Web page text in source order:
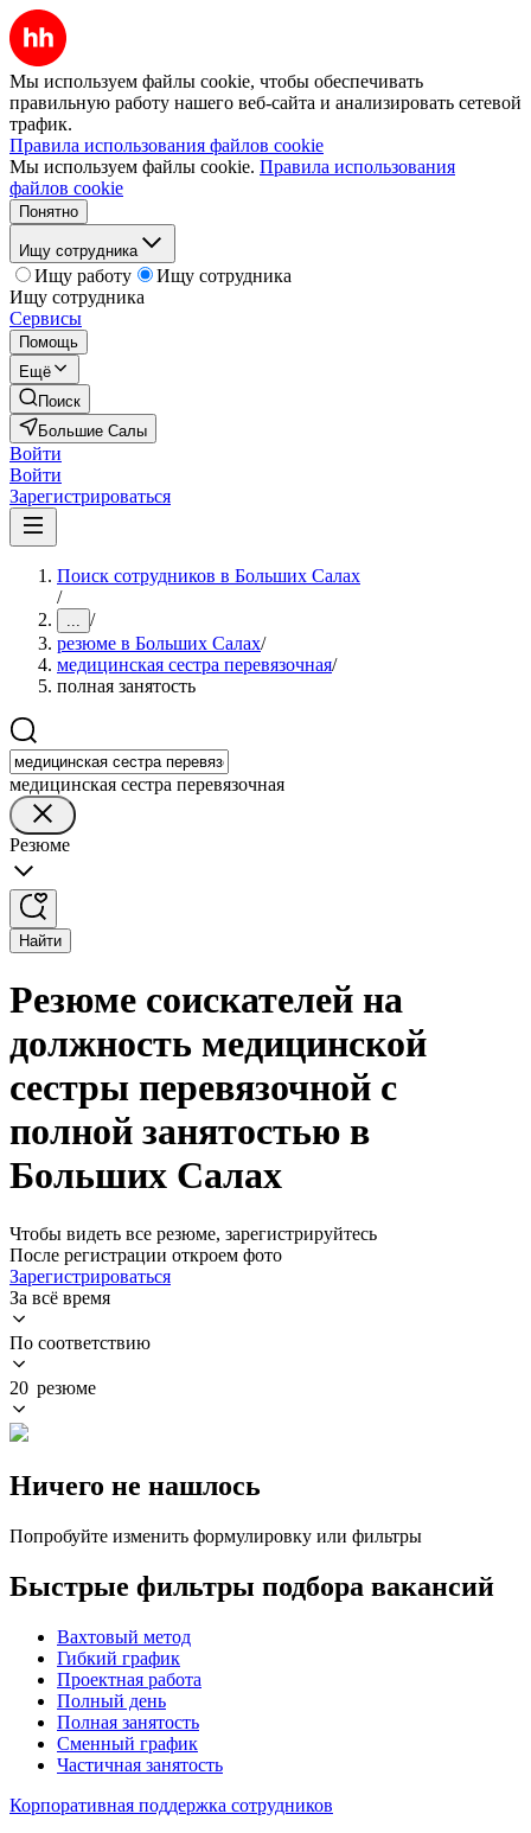
Мы используем файлы cookie, чтобы обеспечивать
правильную работу нашего веб-сайта и анализировать сетевой
трафик.
Правила использования файлов cookie
Мы используем файлы cookie. Правила использования
файлов cookie
Понятно
Ищу сотрудника
Ищу работу
Ищу сотрудника
Ищу сотрудника
Сервисы
Помощь
Ещё
Поиск
Большие Салы
Войти
Войти
Зарегистрироваться
Поиск сотрудников в Больших Салах
/
... /
резюме в Больших Салах/
медицинская сестра перевязочная/
полная занятость
медицинская сестра перевязочная
Резюме
Найти
Резюме соискателей на
должность медицинской
сестры перевязочной с
полной занятостью в
Больших Салах
Чтобы видеть все резюме, зарегистрируйтесь
После регистрации откроем фото
Зарегистрироваться
За всё время
По соответствию
20 резюме
Ничего не нашлось
Попробуйте изменить формулировку или фильтры
Быстрые фильтры подбора вакансий
Вахтовый метод
Гибкий график
Проектная работа
Полный день
Полная занятость
Сменный график
Частичная занятость
Корпоративная поддержка сотрудников